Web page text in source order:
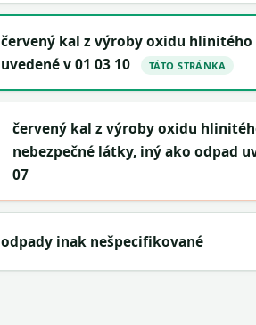
červený kal z výroby oxidu
uvedené v 01 03 10
TÁTO STRÁNKA
červený kal z výroby oxidu
nebezpečné látky, iný ako odpad
07
odpady inak nešpecifikované